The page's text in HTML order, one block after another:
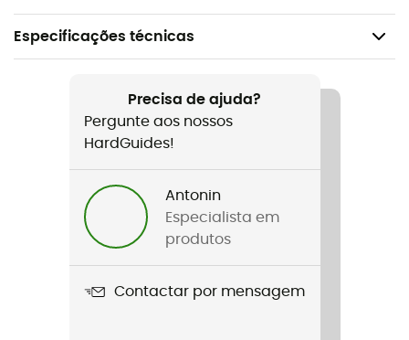
Especificações técnicas
Caminhada / Ski de montanha / Trekking / Viagem /
BTT / Cicloturismo / Ski / Ski freeride
Homem / Mulher
Nome do produto
Precisa de ajuda?
Pergunte aos nossos
HardGuides!
Antonin
Especialista em
produtos
Contactar por mensagem